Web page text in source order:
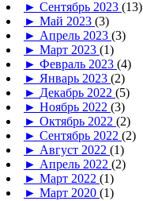
► Сентябрь 2023 (13)
► Май 2023 (3)
► Апрель 2023 (3)
► Март 2023 (1)
► Февраль 2023 (4)
► Январь 2023 (2)
► Декабрь 2022 (5)
► Ноябрь 2022 (3)
► Октябрь 2022 (2)
► Сентябрь 2022 (2)
► Август 2022 (1)
► Апрель 2022 (2)
► Март 2022 (1)
► Март 2020 (1)